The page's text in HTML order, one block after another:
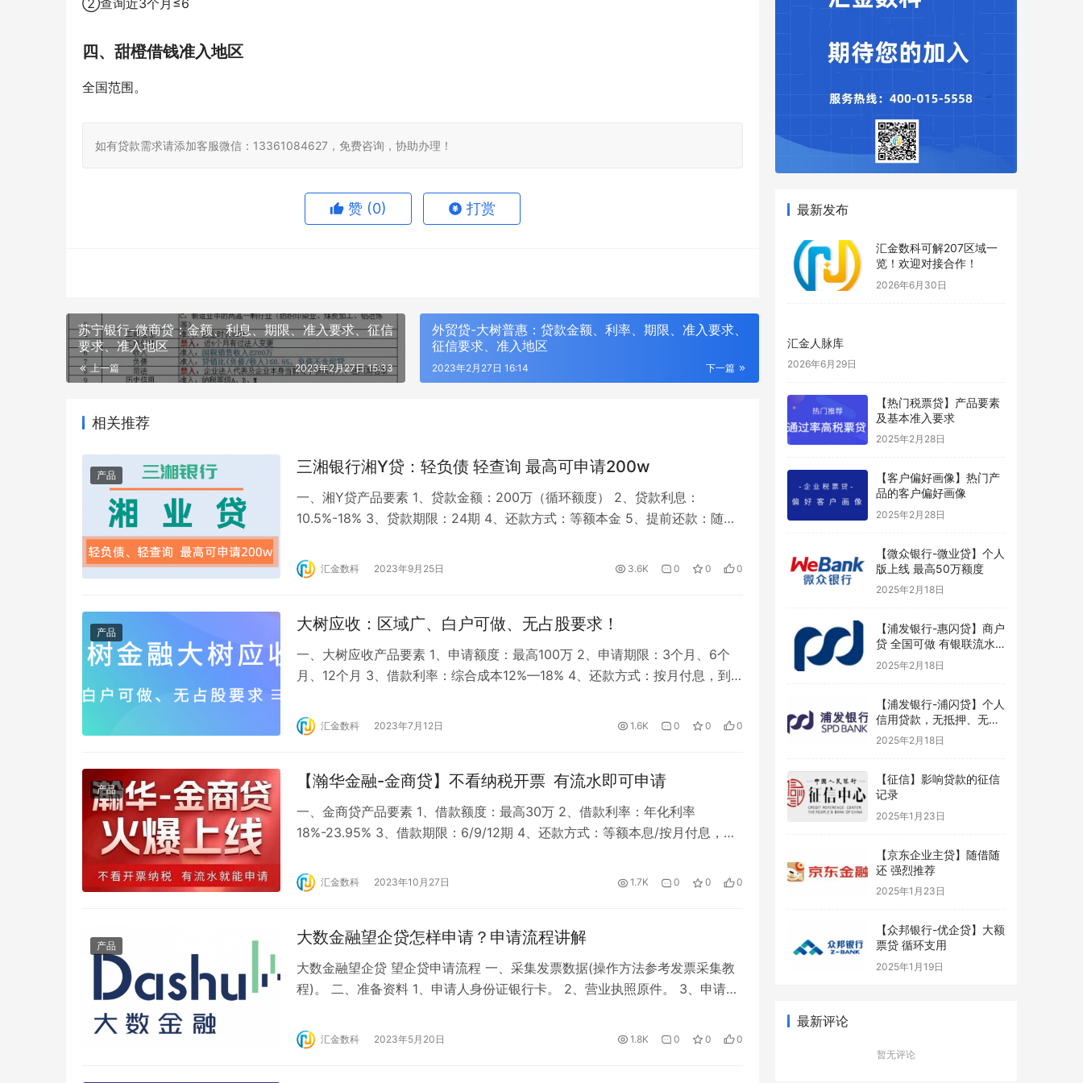
②查询近3个月≤6
四、甜橙借钱准入地区
全国范围。
如有贷款需求请添加客服微信：13361084627，免费咨询，协助办理！
赞 (0) 打赏
苏宁银行-微商贷：金额、利息、期限、准入要求、征信
要求、准入地区
上一篇 2023年2月27日 15:33
外贸贷-大树普惠：贷款金额、利率、期限、准入要求、
征信要求、准入地区
下一篇
2023年2月27日 16:14
相关推荐
产品 三湘银行湘Y贷：轻负债 轻查询 最高可申请200w
一、湘Y贷产品要素 1、贷款金额：200万（循环额度） 2、贷款利息：
10.5%-18% 3、贷款期限：24期 4、还款方式：等额本金 5、提前还款：随借
信 8、电核：申请无电核，首笔提款有电核 9、放款时效：一般首次电核后半
小时内放款 10、申请方式：纯线上申请 11、提款方式 1）…
汇金数科 2023年9月25日 3.6K 0 0 0
产品 大树应收：区域广、白户可做、无占股要求！
一、大树应收产品要素 1、申请额度：最高100万 2、申请期限：3个月、6个
月、12个月 3、借款利率：综合成本12%—18% 4、还款方式：按月付息，到
付，即放款至申请人本人的银行1类个人借记卡中，定向转到贸易对手方企业的
对公户 二、大树应收申请人要求 1. 申请…
汇金数科 2023年7月12日 1.6K 0 0 0
产品 【瀚华金融-金商贷】不看纳税开票 有流水即可申请
一、金商贷产品要素 1、借款额度：最高30万 2、借款利率：年化利率
18%-23.95% 3、借款期限：6/9/12期 4、还款方式：等额本息/按月付息，到
55周岁的企业法人，近一年无股权变更 企业要求： 1、企业注册日期与申请日
期之差＞365天； 2、具备有效的经营流水（微信/支付…
汇金数科 2023年10月27日 1.7K 0 0 0
产品 大数金融望企贷怎样申请？申请流程讲解
大数金融望企贷 望企贷申请流程 一、采集发票数据(操作方法参考发票采集教
程)。 二、准备资料 1、申请人身份证银行卡。 2、营业执照原件。 3、申请人
册账号 1、用申请人微信扫码注册账户。 2、务必填写真实个人和工商企业信
息。 3、完成注册后自动跳转登陆页面登陆。 四、填写申请信息 1…
汇金数科 2023年5月20日 1.8K 0 0 0
最新发布
汇金数科可解207区域一
览！欢迎对接合作！
2026年6月30日
汇金人脉库
2026年6月29日
【热门税票贷】产品要素
及基本准入要求
2025年2月28日
【客户偏好画像】热门产
品的客户偏好画像
2025年2月28日
【微众银行-微业贷】个人
版上线 最高50万额度
2025年2月18日
【浦发银行-惠闪贷】商户
贷 全国可做 有银联流水
好申请
2025年2月18日
【浦发银行-浦闪贷】个人
信用贷款，无抵押、无担
保
2025年2月18日
【征信】影响贷款的征信
记录
2025年1月23日
【京东企业主贷】随借随
还 强烈推荐
2025年1月23日
【众邦银行-优企贷】大额
票贷 循环支用
2025年1月19日
最新评论
暂无评论